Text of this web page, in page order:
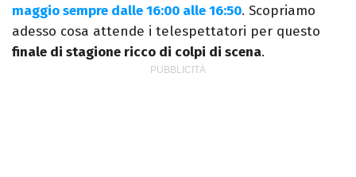
maggio sempre dalle 16:00 alle 16:50. Scopriamo
adesso cosa attende i telespettatori per questo
finale di stagione ricco di colpi di scena.